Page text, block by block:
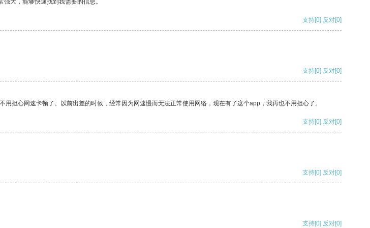
大，能够快速找到我需要的信息。
支持[0] 反对[0]
支持[0] 反对[0]
担心网速卡顿了。以前出差的时候，经常因为网速慢而无法正常使用网络，现在有了这个app，我再也不用担心了。
支持[0] 反对[0]
支持[0] 反对[0]
支持[0] 反对[0]